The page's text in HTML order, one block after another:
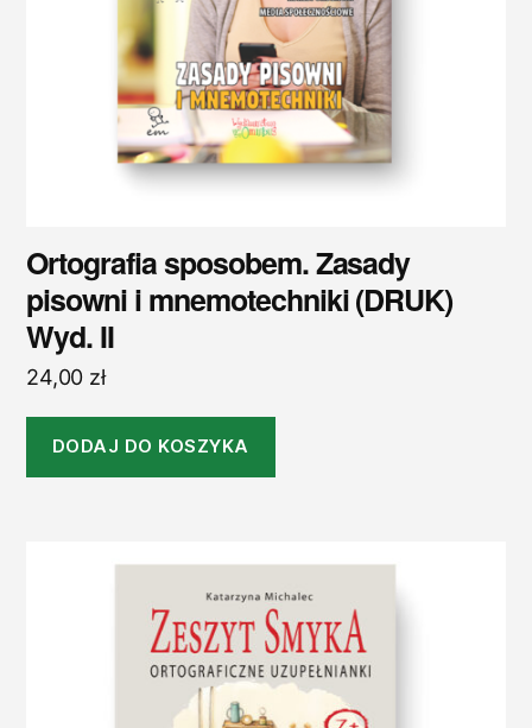
Ortografia sposobem. Zasady
pisowni i mnemotechniki (DRUK)
Wyd. II
24,00 zł
DODAJ DO KOSZYKA